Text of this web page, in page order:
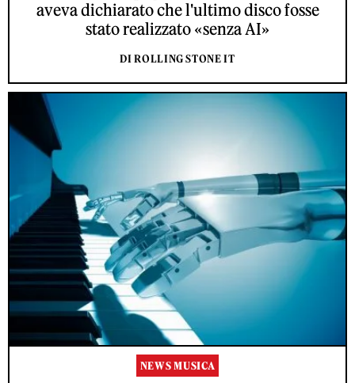
aveva dichiarato che l'ultimo disco fosse
stato realizzato «senza AI»
DI ROLLING STONE IT
NEWS MUSICA